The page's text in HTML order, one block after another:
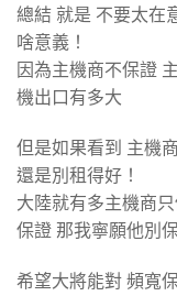
總結 就是 不要太在
啥意義！
因為主機商不保證
機出口有多大
但是如果看到 主機
還是別租得好！
大陸就有多主機商
保證 那我寧願他別保
希望大將能對 頻寬